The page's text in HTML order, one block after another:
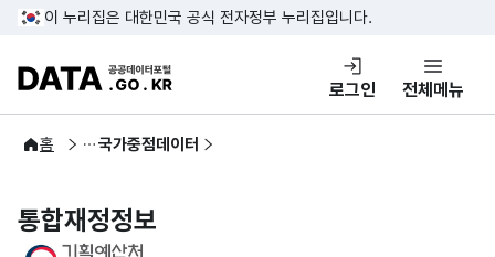
이 누리집은 대한민국 공식 전자정부 누리집입니다.
DATA.GO.KR 공공데이터포털
로그인 전체메뉴
홈
공공데이터 국가중점데이터
통합재정정보